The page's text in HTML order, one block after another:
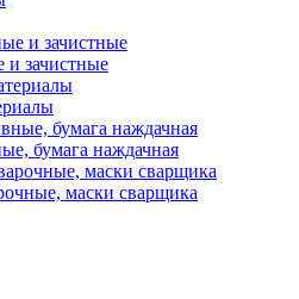
и зачистные
бумага наждачная
маски сварщика